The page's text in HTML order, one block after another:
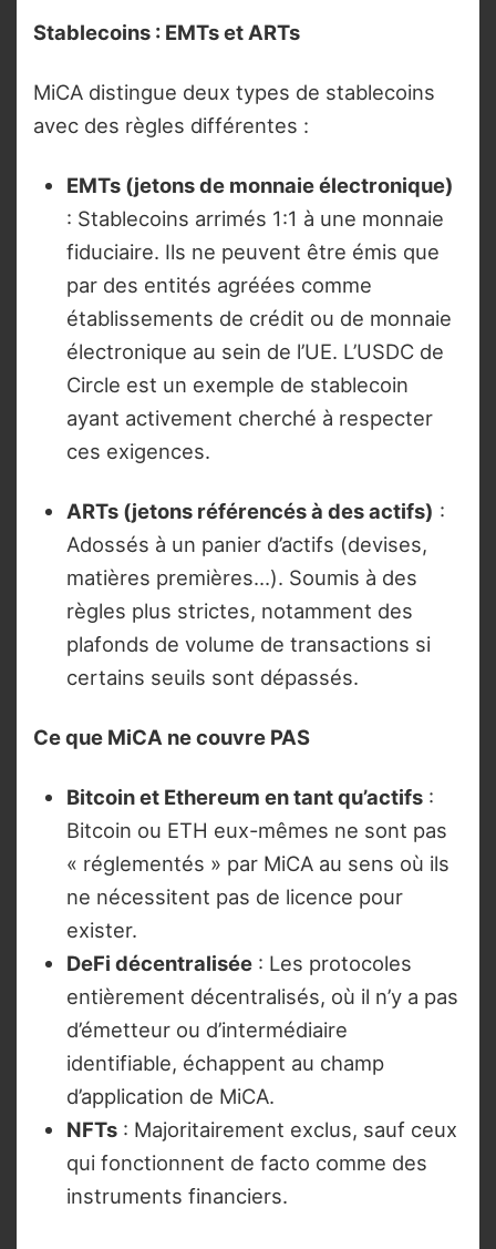
Stablecoins : EMTs et ARTs
MiCA distingue deux types de stablecoins
avec des règles différentes :
EMTs (jetons de monnaie électronique)
: Stablecoins arrimés 1:1 à une monnaie
fiduciaire. Ils ne peuvent être émis que
par des entités agréées comme
établissements de crédit ou de monnaie
électronique au sein de l’UE. L’USDC de
Circle est un exemple de stablecoin
ayant activement cherché à respecter
ces exigences.
ARTs (jetons référencés à des actifs) :
Adossés à un panier d’actifs (devises,
matières premières…). Soumis à des
règles plus strictes, notamment des
plafonds de volume de transactions si
certains seuils sont dépassés.
Ce que MiCA ne couvre PAS
Bitcoin et Ethereum en tant qu’actifs :
Bitcoin ou ETH eux-mêmes ne sont pas
« réglementés » par MiCA au sens où ils
ne nécessitent pas de licence pour
exister.
DeFi décentralisée : Les protocoles
entièrement décentralisés, où il n’y a pas
d’émetteur ou d’intermédiaire
identifiable, échappent au champ
d’application de MiCA.
NFTs : Majoritairement exclus, sauf ceux
qui fonctionnent de facto comme des
instruments financiers.